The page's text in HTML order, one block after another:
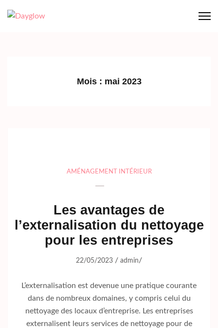
au
Mois : mai 2023
AMÉNAGEMENT INTÉRIEUR
Les avantages de
l’externalisation du nettoyage
pour les entreprises
22/05/2023 / admin/
L’externalisation est devenue une pratique courante
dans de nombreux domaines, y compris celui du
nettoyage des locaux d’entreprise. Les entreprises
externalisent leurs services de nettoyage pour de